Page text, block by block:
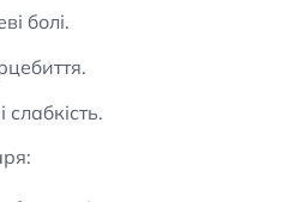
болі.
слабкість.